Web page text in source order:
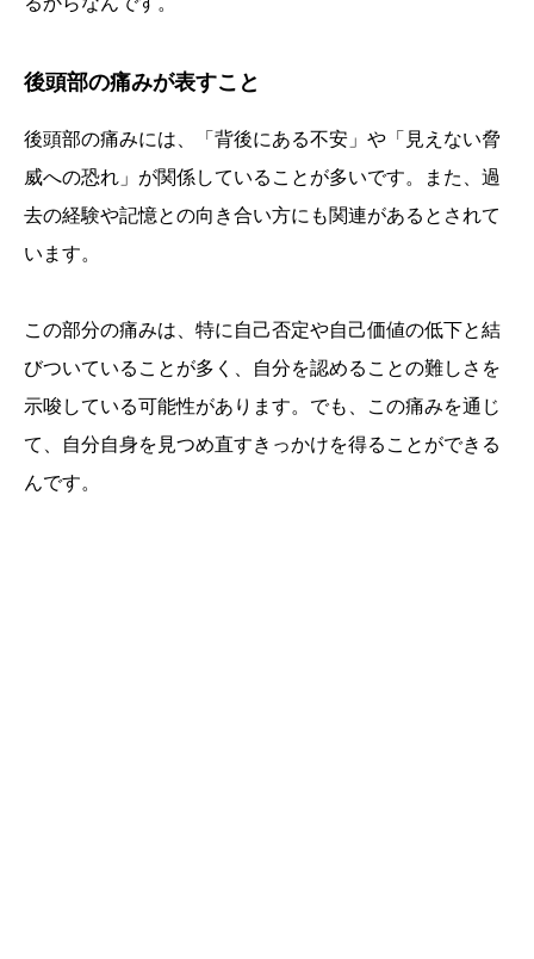
後頭部の痛みが表すこと
後頭部の痛みには、「背後にある不安」や「見えない脅
威への恐れ」が関係していることが多いです。また、過
去の経験や記憶との向き合い方にも関連があるとされて
います。
この部分の痛みは、特に自己否定や自己価値の低下と結
びついていることが多く、自分を認めることの難しさを
示唆している可能性があります。でも、この痛みを通じ
て、自分自身を見つめ直すきっかけを得ることができる
んです。